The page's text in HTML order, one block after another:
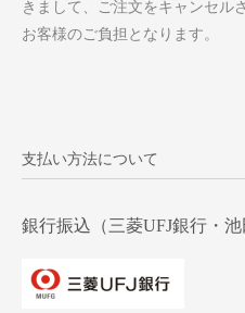
きまして、ご注文をキャンセル
お客様のご負担となります。
支払い方法について
銀行振込（三菱UFJ銀行・池